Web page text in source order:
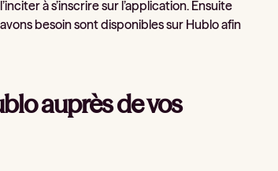
à s’inscrire sur l’application. Ensuite
besoin sont disponibles sur Hublo afin
auprès de vos